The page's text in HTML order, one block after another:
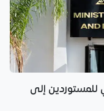
للمستوردين إلى